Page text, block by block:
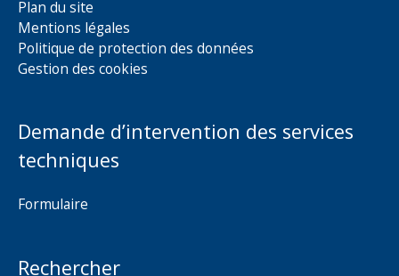
Plan du site
Mentions légales
Politique de protection des données
Gestion des cookies
Demande d’intervention des services
techniques
Formulaire
Rechercher